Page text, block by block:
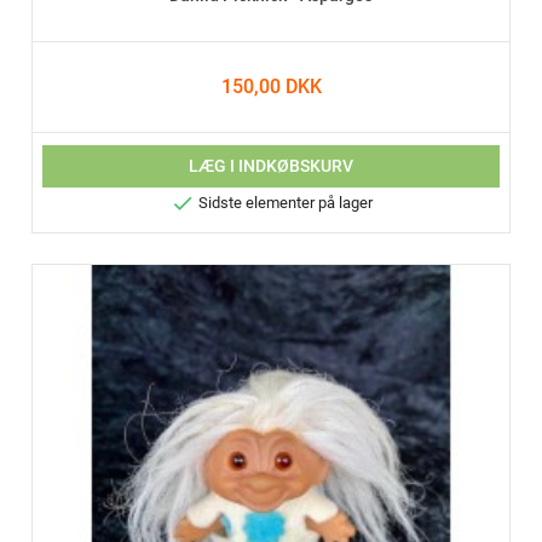
150,00 DKK
LÆG I INDKØBSKURV
 Sidste elementer på lager